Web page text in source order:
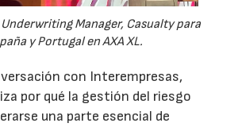
Manager, Casualty para
y Portugal en AXA XL.
con Interempresas,
por qué la gestión del riesgo
una parte esencial de